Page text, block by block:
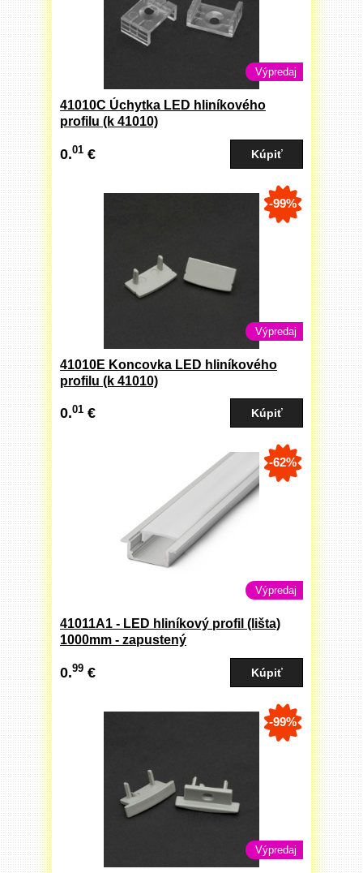
Výpredaj
41010C Úchytka LED hliníkového
profilu (k 41010)
0.01 €
Výpredaj
41010E Koncovka LED hliníkového
profilu (k 41010)
0.01 €
-99%
Výpredaj
41011A1 - LED hliníkový profil (lišta)
1000mm - zapustený
0.99 €
-62%
Výpredaj
-99%